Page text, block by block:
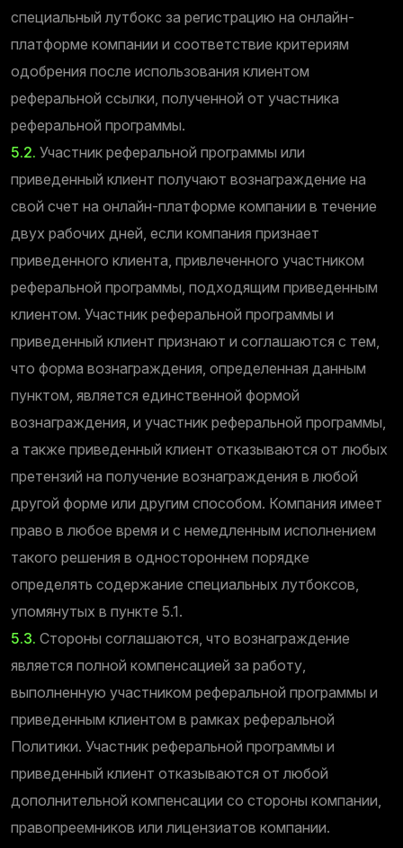
специальный лутбокс за регистрацию на онлайн-
платформе компании и соответствие критериям
одобрения после использования клиентом
реферальной ссылки, полученной от участника
реферальной программы.
5.2. Участник реферальной программы или
приведенный клиент получают вознаграждение на
свой счет на онлайн-платформе компании в течение
двух рабочих дней, если компания признает
приведенного клиента, привлеченного участником
реферальной программы, подходящим приведенным
клиентом. Участник реферальной программы и
приведенный клиент признают и соглашаются с тем,
что форма вознаграждения, определенная данным
пунктом, является единственной формой
вознаграждения, и участник реферальной программы,
а также приведенный клиент отказываются от любых
претензий на получение вознаграждения в любой
другой форме или другим способом. Компания имеет
право в любое время и с немедленным исполнением
такого решения в одностороннем порядке
определять содержание специальных лутбоксов,
упомянутых в пункте 5.1.
5.3. Стороны соглашаются, что вознаграждение
является полной компенсацией за работу,
выполненную участником реферальной программы и
приведенным клиентом в рамках реферальной
Политики. Участник реферальной программы и
приведенный клиент отказываются от любой
дополнительной компенсации со стороны компании,
правопреемников или лицензиатов компании.